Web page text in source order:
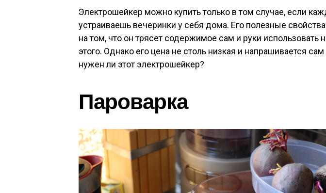
Электрошейкер можно купить только в том случае, если
устраиваешь вечеринки у себя дома. Его полезные
на том, что он трясет содержимое сам и руки использовать
этого. Однако его цена не столь низкая и напрашивается
нужен ли этот электрошейкер?
Пароварка